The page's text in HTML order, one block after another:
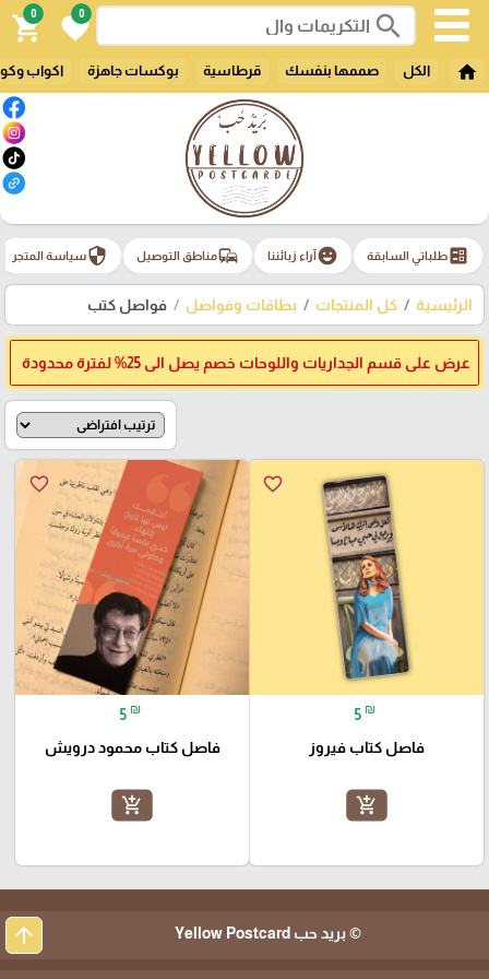
search
0
favorite
0
shopping_cart
home الكل صممها بنفسك قرطاسية بوكسات جاهزة اكواب
ballotطلباتي السابقة emoji_emotionsآراء زبائننا commuteمناطق التوصيل securityسياسة المتجر
الرئيسية كل المنتجات بطاقات وفواصل فواصل كتب
عرض على قسم الجداريات واللوحات خصم يصل الى 25% لفترة محدودة
favorite_border
5 ₪
فاصل كتاب فيروز
add_shopping_cart
favorite_border
5 ₪
فاصل كتاب محمود درويش
add_shopping_cart
© بريد حب Yellow Postcard arrow_upward